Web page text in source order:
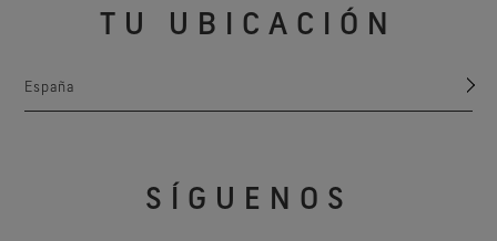
TU UBICACIÓN
España
SÍGUENOS